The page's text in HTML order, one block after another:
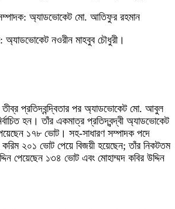
অ্যাডভোকেট মো. আতিফুর রহমান
অ্যাডভোকেট নওরীন মাহবুব চৌধুরী।
তীব্র প্রতিদ্বন্দ্বিতার পর অ্যাডভোকেট মো. আবুল
হন। তাঁর একমাত্র প্রতিদ্বন্দ্বী অ্যাডভোকেট
১৭৮ ভোট। সহ-সাধারণ সম্পাদক পদে
২০১ ভোট পেয়ে বিজয়ী হয়েছেন; তাঁর নিকটতম
পেয়েছেন ১৩৪ ভোট এবং মোহাম্মদ কবির উদ্দিন